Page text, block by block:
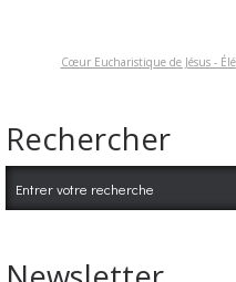
Cœur Eucharistique de Jésus -
Rechercher